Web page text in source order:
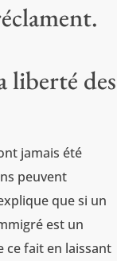
liberté des
jamais été
peuvent
que si un
est un
ce fait en laissant